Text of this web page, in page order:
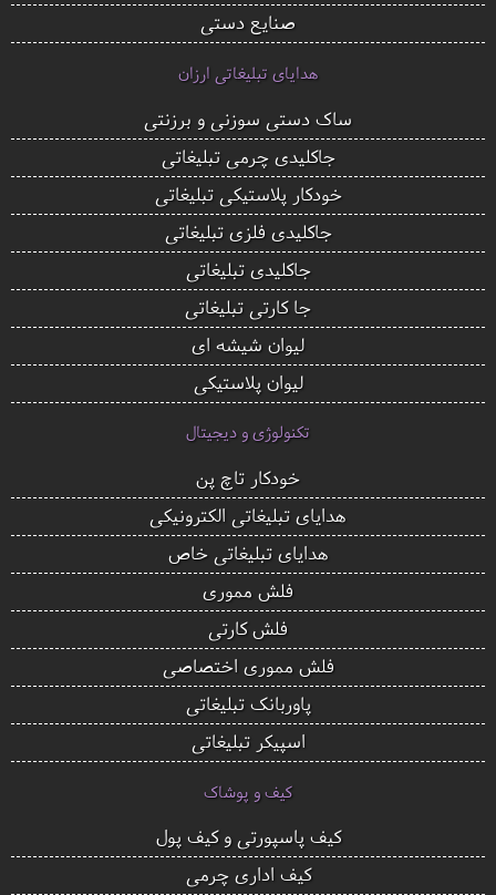
صنایع دستی
هدایای تبلیغاتی ارزان
ساک دستی سوزنی و برزنتی
جاکلیدی چرمی تبلیغاتی
خودکار پلاستیکی تبلیغاتی
جاکلیدی فلزی تبلیغاتی
جاکلیدی تبلیغاتی
جا کارتی تبلیغاتی
لیوان شیشه ای
لیوان پلاستیکی
تکنولوژی و دیجیتال
خودکار تاچ پن
هدایای تبلیغاتی الکترونیکی
هدایای تبلیغاتی خاص
فلش مموری
فلش کارتی
فلش مموری اختصاصی
پاوربانک تبلیغاتی
اسپیکر تبلیغاتی
کیف و پوشاک
کیف پاسپورتی و کیف پول
کیف اداری چرمی